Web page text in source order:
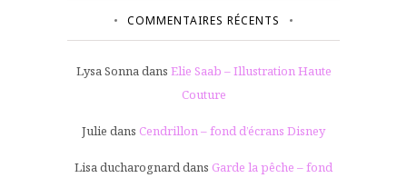
COMMENTAIRES RÉCENTS
Lysa Sonnadans Elie Saab – Illustration Haute
Couture
Julie dans Cendrillon – fond d’écrans Disney
Lisa ducharognarddans Garde la pêche – fond